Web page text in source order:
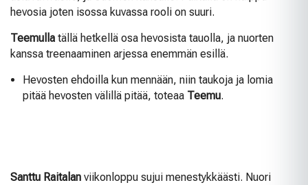
hevosia joten isossa kuvassa rooli on suuri.
Teemulla tällä hetkellä osa hevosista tauolla, ja nuorten
kanssa treenaaminen arjessa enemmän esillä.
Hevosten ehdoilla kun mennään, niin taukoja ja lomia
pitää hevosten välillä pitää, toteaa Teemu.
Santtu Raitalan viikonloppu sujui menestykkäästi. Nuori